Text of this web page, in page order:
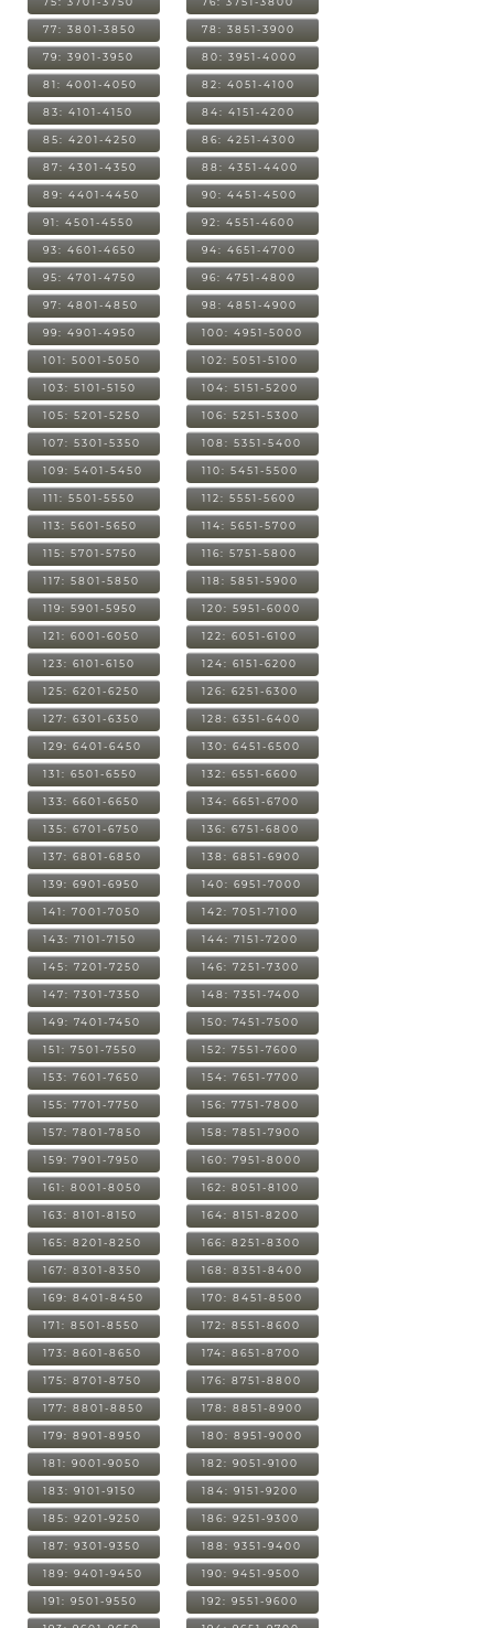
77: 3801-3850 78: 3851-3900
79: 3901-3950 80: 3951-4000
81: 4001-4050 82: 4051-4100
83: 4101-4150 84: 4151-4200
85: 4201-4250 86: 4251-4300
87: 4301-4350 88: 4351-4400
89: 4401-4450 90: 4451-4500
91: 4501-4550 92: 4551-4600
93: 4601-4650 94: 4651-4700
95: 4701-4750 96: 4751-4800
97: 4801-4850 98: 4851-4900
99: 4901-4950 100: 4951-5000
101: 5001-5050 102: 5051-5100
103: 5101-5150 104: 5151-5200
105: 5201-5250 106: 5251-5300
107: 5301-5350 108: 5351-5400
109: 5401-5450 110: 5451-5500
111: 5501-5550 112: 5551-5600
113: 5601-5650 114: 5651-5700
115: 5701-5750 116: 5751-5800
117: 5801-5850 118: 5851-5900
119: 5901-5950 120: 5951-6000
121: 6001-6050 122: 6051-6100
123: 6101-6150 124: 6151-6200
125: 6201-6250 126: 6251-6300
127: 6301-6350 128: 6351-6400
129: 6401-6450 130: 6451-6500
131: 6501-6550 132: 6551-6600
133: 6601-6650 134: 6651-6700
135: 6701-6750 136: 6751-6800
137: 6801-6850 138: 6851-6900
139: 6901-6950 140: 6951-7000
141: 7001-7050 142: 7051-7100
143: 7101-7150 144: 7151-7200
145: 7201-7250 146: 7251-7300
147: 7301-7350 148: 7351-7400
149: 7401-7450 150: 7451-7500
151: 7501-7550 152: 7551-7600
153: 7601-7650 154: 7651-7700
155: 7701-7750 156: 7751-7800
157: 7801-7850 158: 7851-7900
159: 7901-7950 160: 7951-8000
161: 8001-8050 162: 8051-8100
163: 8101-8150 164: 8151-8200
165: 8201-8250 166: 8251-8300
167: 8301-8350 168: 8351-8400
169: 8401-8450 170: 8451-8500
171: 8501-8550 172: 8551-8600
173: 8601-8650 174: 8651-8700
175: 8701-8750 176: 8751-8800
177: 8801-8850 178: 8851-8900
179: 8901-8950 180: 8951-9000
181: 9001-9050 182: 9051-9100
183: 9101-9150 184: 9151-9200
185: 9201-9250 186: 9251-9300
187: 9301-9350 188: 9351-9400
189: 9401-9450 190: 9451-9500
191: 9501-9550 192: 9551-9600